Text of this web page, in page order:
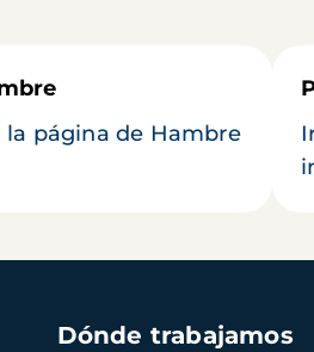
la página de Hambre
Dónde trabajamos